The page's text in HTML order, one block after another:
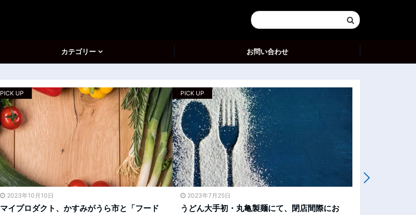
カテゴリー お問い合わせ
PICK UP
2023年10月10日
マイプロダクト、かすみがうら市と「フード
PICK UP
2023年7月25日
うどん大手初・丸亀製麺にて、閉店間際にお